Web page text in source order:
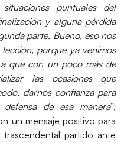
puntuales del
y alguna pérdida
parte. Bueno, eso nos
porque ya venimos
que con un poco más de
las ocasiones que
darnos confianza para
de esa manera”,
un mensaje positivo para
partido ante